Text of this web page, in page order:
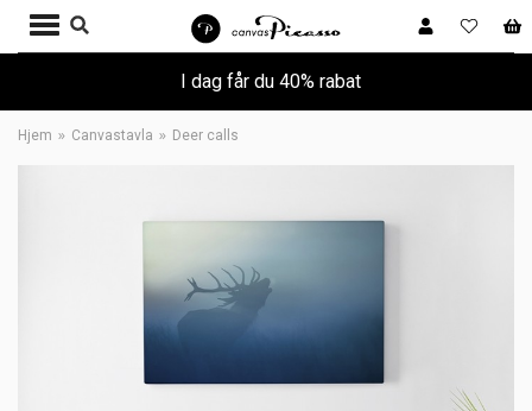
I dag får du 40% rabat
Hjem Canvastavla Deer calls